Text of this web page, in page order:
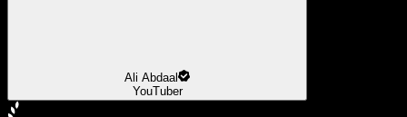
Ali Abdaal
YouTuber